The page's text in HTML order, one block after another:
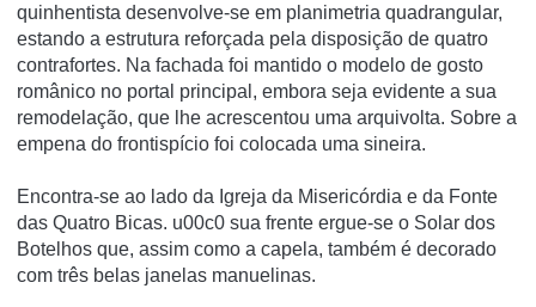
quinhentista desenvolve-se em planimetria quadrangular,
estando a estrutura reforçada pela disposição de quatro
contrafortes. Na fachada foi mantido o modelo de gosto
românico no portal principal, embora seja evidente a sua
remodelação, que lhe acrescentou uma arquivolta. Sobre a
empena do frontispício foi colocada uma sineira.
Encontra-se ao lado da Igreja da Misericórdia e da Fonte
das Quatro Bicas. u00c0 sua frente ergue-se o Solar dos
Botelhos que, assim como a capela, também é decorado
com três belas janelas manuelinas.